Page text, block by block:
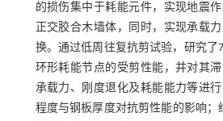
的损伤集中于耗能元件，实现地震
正交胶合木墙体，同时，实现承载
换。通过低周往复抗剪试验，研究了
环形耗能节点的受剪性能，并对其滞
承载力、刚度退化及耗能能力等进
程度与钢板厚度对抗剪性能的影响；